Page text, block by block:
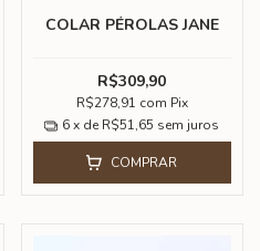
COLAR PÉROLAS JANE
R$309,90
R$278,91 com Pix
6 x de R$51,65 sem juros
COMPRAR